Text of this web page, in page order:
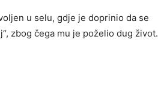
u selu, gdje je doprinio da se
zbog čega mu je poželio dug život.